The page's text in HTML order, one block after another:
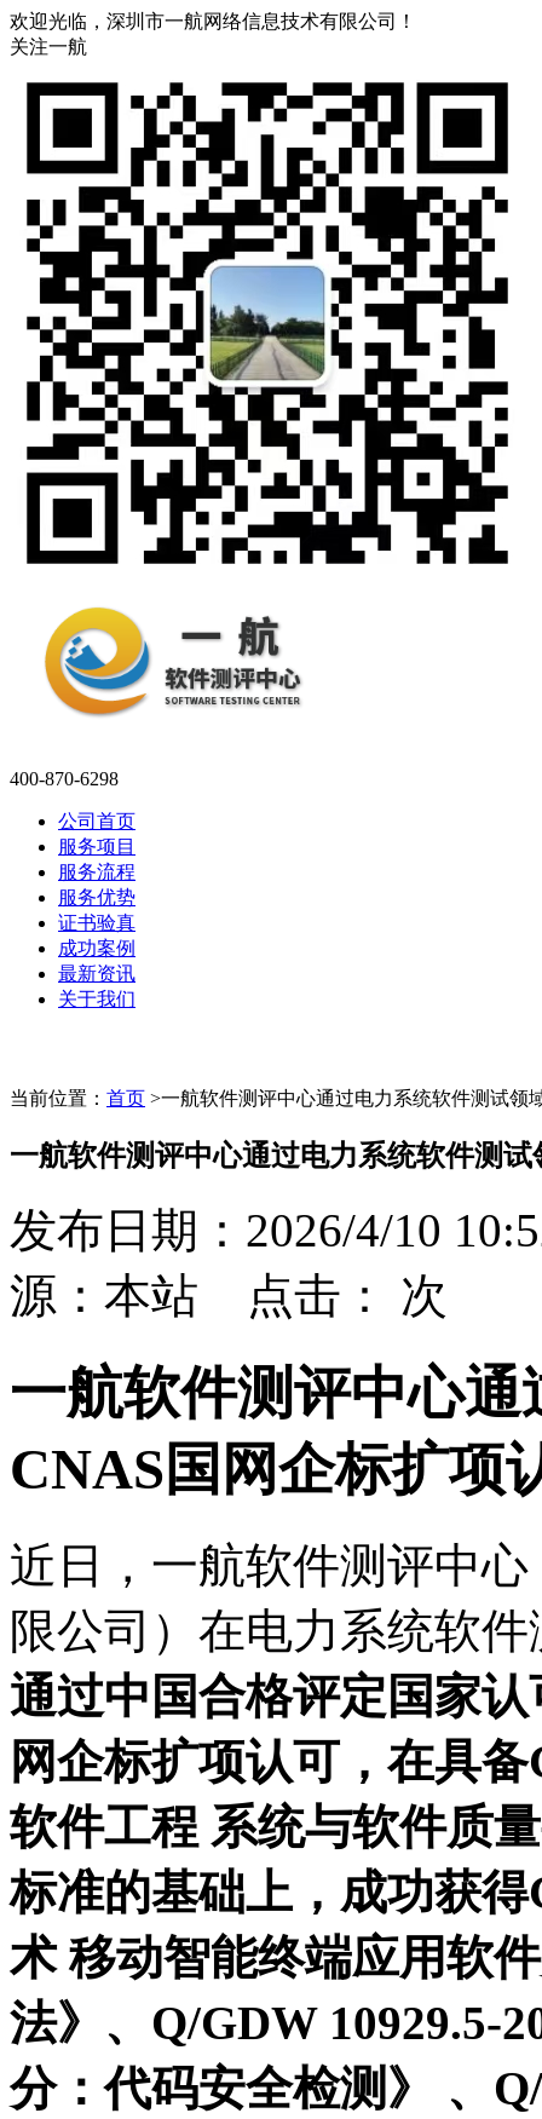
欢迎光临，深圳市一航网络信息技术有限公司！
关注一航
400-870-6298
公司首页
服务项目
服务流程
服务优势
证书验真
成功案例
最新资讯
关于我们
当前位置： 首页 >一航软件测评中心通过电力系统软件测试领
一航软件测评中心通过电力系统软件测
发布日期：2026/4/10
源：本站 点击： 次
一航软件测评中心
CNAS国网企标扩项
近日，一航软件测评中
限公司）在电力系统软
通过中国合格评定国家
网企标扩项认可，在具
软件工程 系统与软件质
标准的基础上，成功获
术 移动智能终端应用软
法》、Q/GDW 10929.5-
分：代码安全检测》 、